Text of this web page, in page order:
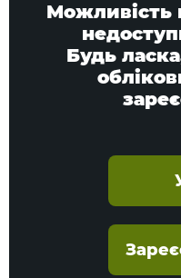
Можливість
Будь